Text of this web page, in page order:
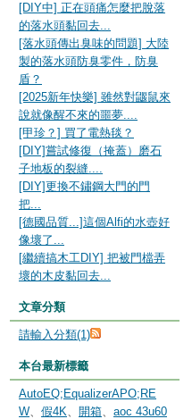
[DIY中] 正在頭痛怎麼把脫落
的落水頭黏回去...
[落水頭傳出臭味的問題] 大陸
製的落水頭防臭零件，防臭
盾？
[2025新年快樂] 雖然對鼴鼠來
說就像醒不來的噩夢....
[甲珍？] 買了電熱毯？
[DIY]嘗試修復（掩蓋）磨石
子地板的裂縫....
[DIY]更換不鏽鋼大門的門
把...
[德國品質...]這個Alfi的水壺好
像壞了...
[繼續搞木工DIY] 把被門檔弄
壞的木皮黏回去...
文章分類
請輸入分類(1)
本台最新標籤
AutoEQ;EqualizerAPO;RE
W、 假4K、 開箱、 aoc 43u60